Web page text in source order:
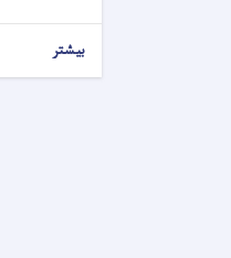
بیشتر